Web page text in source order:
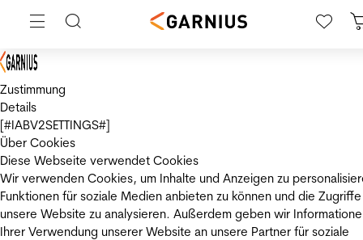
Zustimmung
Details
[#IABV2SETTINGS#]
Über Cookies
Diese Webseite verwendet Cookies
Wir verwenden Cookies, um Inhalte und Anzeigen zu
Funktionen für soziale Medien anbieten zu können und die
unsere Website zu analysieren. Außerdem geben wir
Ihrer Verwendung unserer Website an unsere Partner für soziale